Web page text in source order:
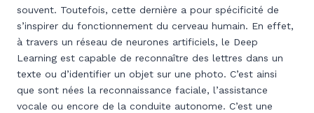
souvent. Toutefois, cette dernière a pour spécificité de
s’inspirer du fonctionnement du cerveau humain. En effet,
à travers un réseau de neurones artificiels, le Deep
Learning est capable de reconnaître des lettres dans un
texte ou d’identifier un objet sur une photo. C’est ainsi
que sont nées la reconnaissance faciale, l’assistance
vocale ou encore de la conduite autonome. C’est une